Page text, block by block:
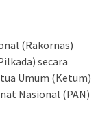
(Rakornas)
secara
Umum (Ketum)
Nasional (PAN)